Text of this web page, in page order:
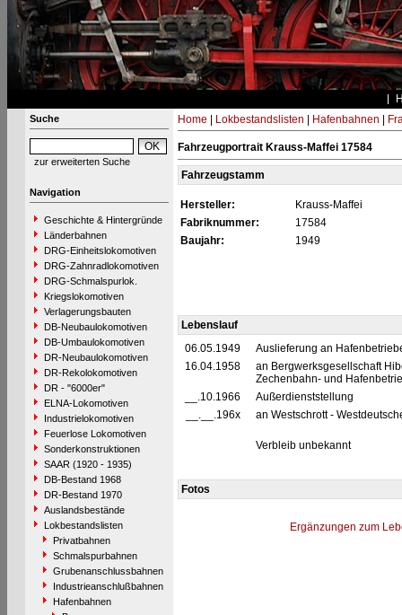
Suche
zur erweiterten Suche
Navigation
Geschichte & Hintergründe
Länderbahnen
DRG-Einheitslokomotiven
DRG-Zahnradlokomotiven
DRG-Schmalspurlok.
Kriegslokomotiven
Verlagerungsbauten
DB-Neubaulokomotiven
DB-Umbaulokomotiven
DR-Neubaulokomotiven
DR-Rekolokomotiven
DR - "6000er"
ELNA-Lokomotiven
Industrielokomotiven
Feuerlose Lokomotiven
Sonderkonstruktionen
SAAR (1920 - 1935)
DB-Bestand 1968
DR-Bestand 1970
Auslandsbestände
Lokbestandslisten
Privatbahnen
Schmalspurbahnen
Grubenanschlussbahnen
Industrieanschlußbahnen
Hafenbahnen
Home Lokbestandslisten Hafenbahnen
Fahrzeugportrait Krauss-Maffei 17584
Fahrzeugstamm
Hersteller:
Krauss-Maffei
Fabriknummer:
17584
Baujahr:
1949
Lebenslauf
06.05.1949
Auslieferung an
16.04.1958
an Bergwerksgesellschaft
Zechenbahn- und
__.10.1966
Außerdienststellung
__.__.196x
an Westschrott -
Verbleib unbekannt
Fotos
Ergänzungen zum